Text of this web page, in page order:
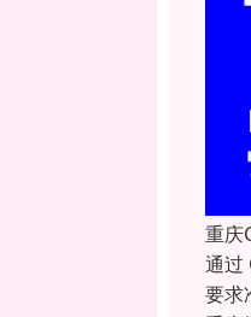
重庆
通过
要求